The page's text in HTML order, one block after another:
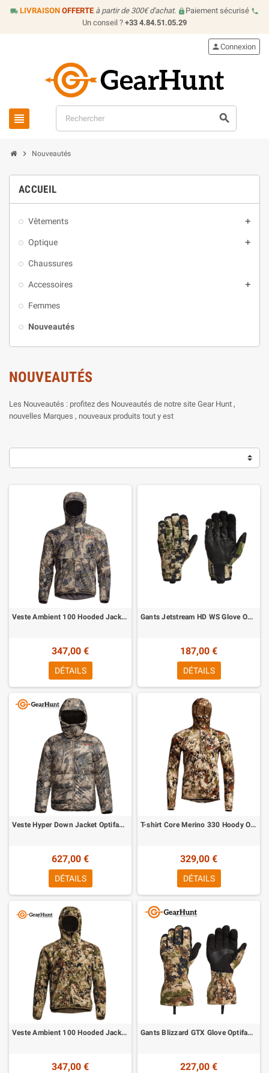
local_shipping LIVRAISON OFFERTE à partir de 300€ d'achat. lock Paiement sécurisé call
Un conseil ? +33 4.84.51.05.29
view_headline search
personConnexion
chevron_right Nouveautés
ACCUEIL
Vêtements add
Optique add
Chaussures
Accessoires add
Femmes
Nouveautés
NOUVEAUTÉS
Les Nouveautés : profitez des Nouveautés de notre site Gear Hunt ,
nouvelles Marques , nouveaux produits tout y est
Veste Ambient 100 Hooded Jacket Open Country Sitka
347,00 €
DÉTAILS
Gants Jetstream HD WS Glove Optifade Subalpine Sitka
187,00 €
DÉTAILS
Veste Hyper Down Jacket Optifade Open country Sitka
627,00 €
DÉTAILS
T-shirt Core Merino 330 Hoody Optifade Subalpine Sitka
329,00 €
DÉTAILS
Veste Ambient 100 Hooded Jacket Optifade Subalpine Sitka
347,00 €
Gants Blizzard GTX Glove Optifade Subalpine Sitka
227,00 €